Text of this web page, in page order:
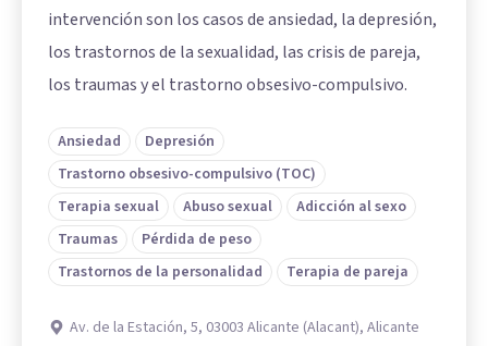
intervención son los casos de ansiedad, la depresión,
los trastornos de la sexualidad, las crisis de pareja,
los traumas y el trastorno obsesivo-compulsivo.
Ansiedad
Depresión
Trastorno obsesivo-compulsivo (TOC)
Terapia sexual
Abuso sexual
Adicción al sexo
Traumas
Pérdida de peso
Trastornos de la personalidad
Terapia de pareja
Av. de la Estación, 5, 03003 Alicante (Alacant), Alicante